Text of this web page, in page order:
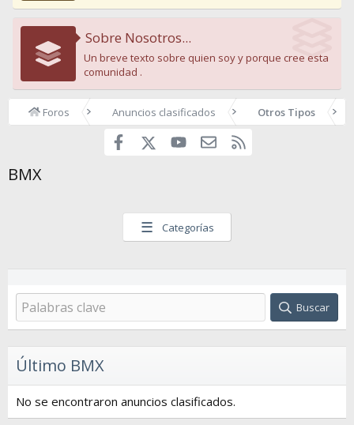
Sobre Nosotros...
Un breve texto sobre quien soy y porque cree esta
comunidad .
Foros Anuncios clasificados Otros Tipos
Facebook youtubeContáctanos
BMX
☰ Categorías
Buscar
Último BMX
No se encontraron anuncios clasificados.